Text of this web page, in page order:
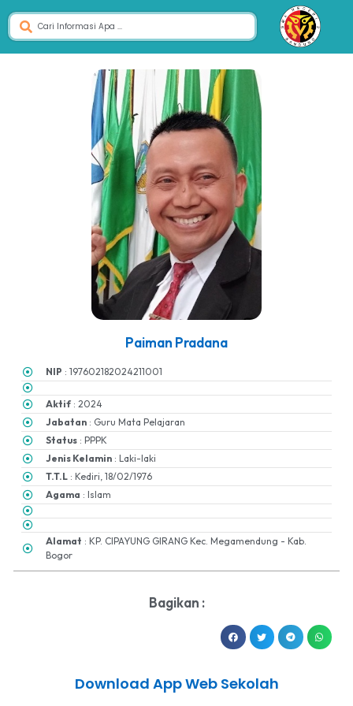
Paiman Pradana
NIP : 197602182024211001
Aktif : 2024
Jabatan : Guru Mata Pelajaran
Status : PPPK
Jenis Kelamin : Laki-laki
T.T.L : Kediri, 18/02/1976
Agama : Islam
Alamat : KP. CIPAYUNG GIRANG Kec. Megamendung - Kab.
Bogor
Bagikan :
Download App Web Sekolah